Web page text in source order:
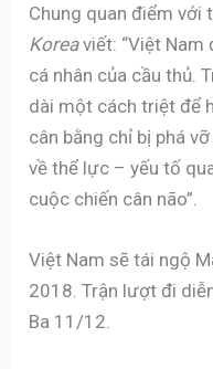
Chung quan điểm với
Koreaviết: “Việt
cá nhân của cầu thủ.
dài một cách triệt để
cân bằng chỉ bị phá
về thể lực – yếu tố
cuộc chiến cân não”.
Việt Nam sẽ tái ngộ
2018. Trận lượt đi
Ba 11/12.